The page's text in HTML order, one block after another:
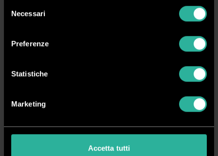
delNecessari
Preferenze
Statistiche
Marketing
Accetta tutti
Vedi i prezzi, acquista online e gestisci i tuoi ordini in tutta
semplicità
Spedizione rapida in 24/48 ore dall’ordine